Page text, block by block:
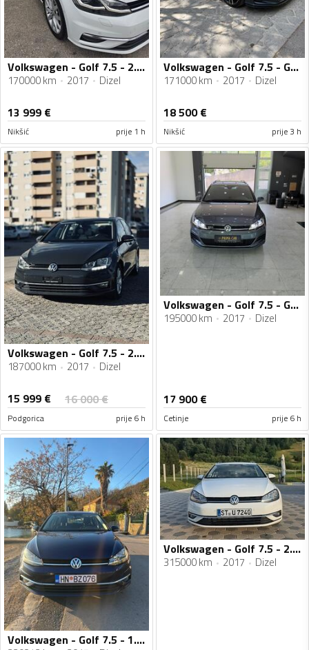
Volkswagen - Golf 7.5 - 2.0 TDI
170000 km 2017 Dizel
13 999 €
Nikšić prije 1 h
Volkswagen - Golf 7.5 - GTD
171000 km 2017 Dizel
18 500€
Nikšić prije 3 h
Volkswagen - Golf 7.5 - 2.0TDI, VELIKI SERVIS, KAMERA, VIRTUELNA TABLA, 4X4, REGISTROVAN GOD.
187000 km 2017 Dizel
15 999 € 16 000€
Podgorica prije 6 h
Volkswagen - Golf 7.5 - GTD/DSG
195000 km 2017 Dizel
17 900€
Cetinje prije 6 h
Volkswagen - Golf 7.5 - 1.6 tdi
Volkswagen - Golf 7.5 - 2.0 Tdi
315000 km 2017 Dizel